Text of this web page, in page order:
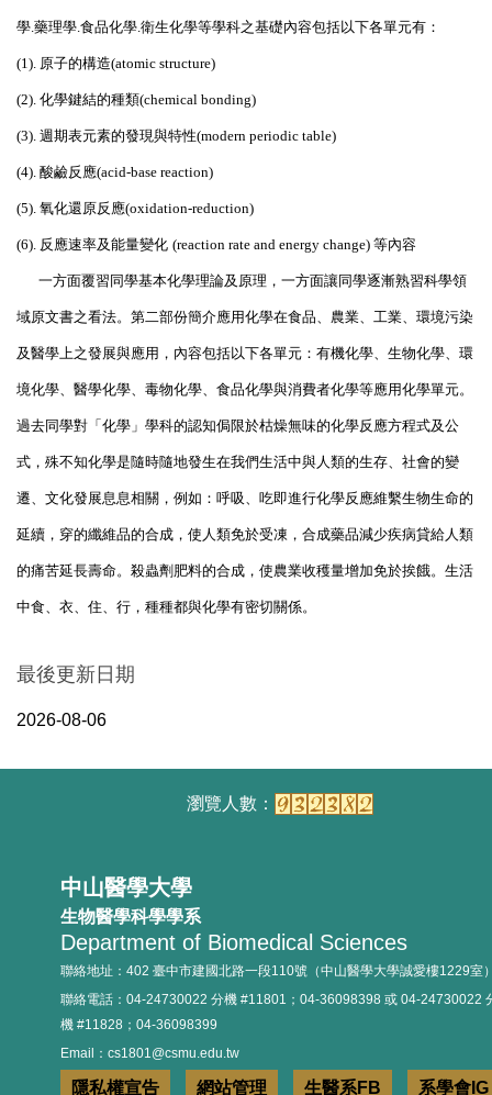
學 藥理學 食品化學 衛生化學等學科之基礎內容包括以下各單元有：
(1). 原子的構造(atomic structure)
(2). 化學鍵結的種類(chemical bonding)
(3). 週期表元素的發現與特性(modern periodic table)
(4). 酸鹼反應(acid-base reaction)
(5). 氧化還原反應(oxidation-reduction)
(6). 反應速率及能量變化 (reaction rate and energy change) 等內容
一方面覆習同學基本化學理論及原理，一方面讓同學逐漸熟習科學領
域原文書之看法。第二部份簡介應用化學在食品、農業、工業、環境污染
及醫學上之發展與應用，內容包括以下各單元：有機化學、生物化學、環
境化學、醫學化學、毒物化學、食品化學與消費者化學等應用化學單元。
過去同學對「化學」學科的認知侷限於枯燥無味的化學反應方程式及公
式，殊不知化學是隨時隨地發生在我們生活中與人類的生存、社會的變
遷、文化發展息息相關，例如：呼吸、吃即進行化學反應維繫生物生命的
延續，穿的纖維品的合成，使人類免於受凍，合成藥品減少疾病貸給人類
的痛苦延長壽命。殺蟲劑肥料的合成，使農業收穫量增加免於挨餓。生活
中食、衣、住、行，種種都與化學有密切關係。
最後更新日期
2026-08-06
中山醫學大學
生物醫學科學學系
Department of Biomedical Sciences
聯絡地址：402 臺中市建國北路一段110號（中山醫學大學誠愛樓1229室
聯絡電話：04-24730022 分機 #11801；04-36098398 或 04-24730022
機 #11828；04-36098399
Email：cs1801@csmu.edu.tw
隱私權宣告 網站管理 生醫系FB 系學會IG